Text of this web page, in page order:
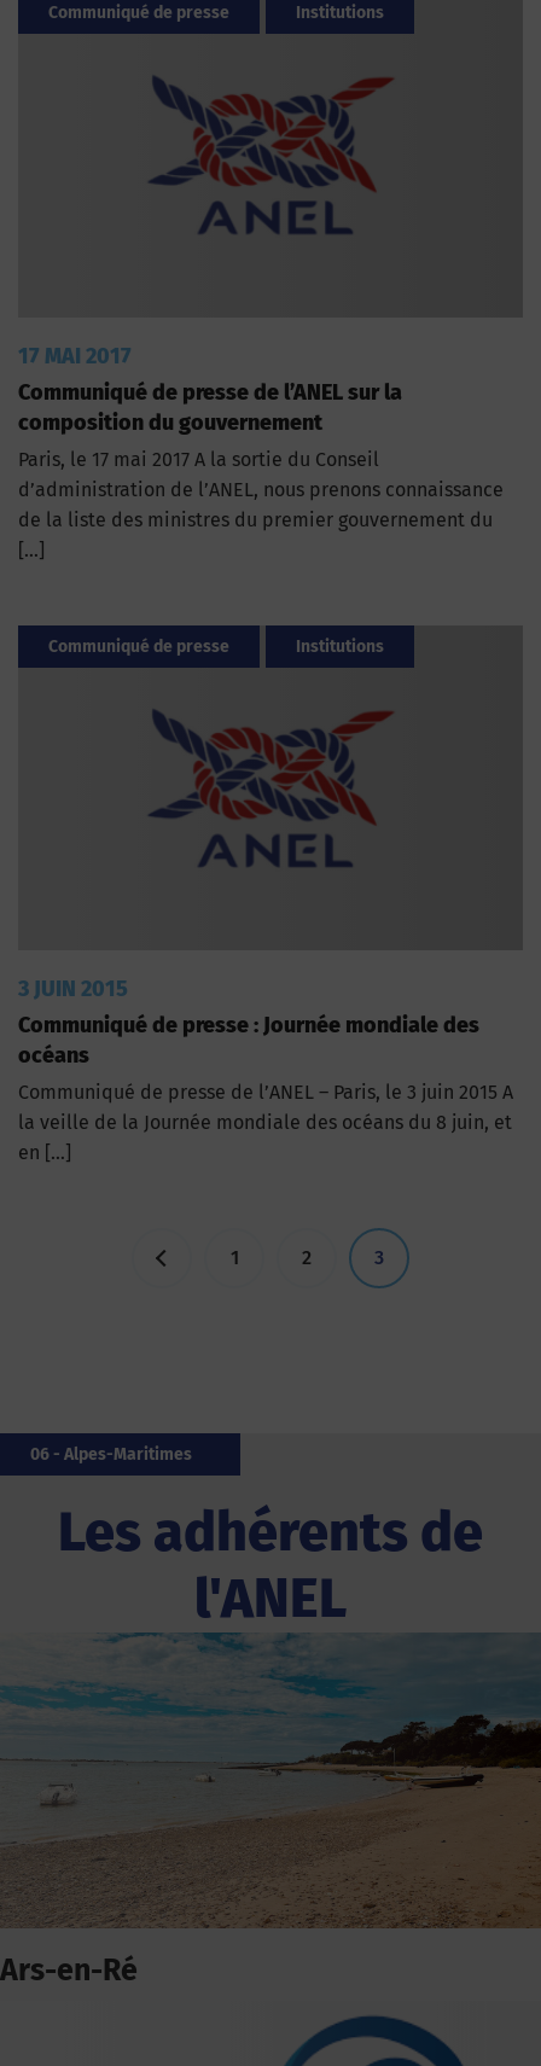
Communiqué de presse Institutions
17 MAI 2017
Communiqué de presse de l’ANEL sur la
composition du gouvernement
Paris, le 17 mai 2017 A la sortie du Conseil
d’administration de l’ANEL, nous prenons connaissance
de la liste des ministres du premier gouvernement du
[…]
Communiqué de presse Institutions
3 JUIN 2015
Communiqué de presse : Journée mondiale des
océans
Communiqué de presse de l’ANEL – Paris, le 3 juin 2015 A
la veille de la Journée mondiale des océans du 8 juin, et
en […]
Pagination
1 2 3
Les adhérents de
l'ANEL
17 - Charente-Maritime
Ars-en-Ré
85 - Vendée
56 - Morbihan
44 - Loire-Atlantique
85 - Vendée
33 - Gironde
85 - Vendée
35 - Îlle-et-Vilaine
976 - Mayotte
06 - Alpes-Maritimes